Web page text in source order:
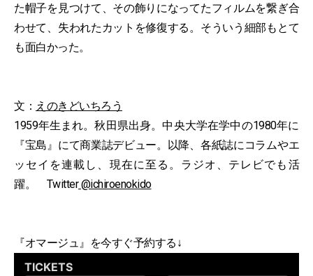
た帽子を見つけて、その飾りになってたフィルムを繋ぎ合
わせて、失われたカットを修復する。そういう細部もとて
も面白かった。
文： えのきどいちろう
1959年生まれ。秋田県出身。中央大学在学中の1980年に
『宝島』にて商業誌デビュー。以降、各紙誌にコラムやエ
ッセイを連載し、現在に至る。ラジオ、テレビでも活
躍。 Twitter@ichiroenokido
『オマージュ』を今すぐ予約する↓